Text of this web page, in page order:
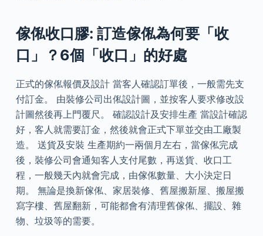
傢俬收口膠: 訂造傢俬為何要「收
口」？6個「收口」的好處
正式的傢俬報價及設計 當客人確認訂單後，一般需先支
付訂金。 由裝修公司出俬設計圖，並按客人要求修改設
計圖然後再上門覆尺。 確認設計及安排生產 當設計確認
好，客人就需要訂金，然後就會正式下單並交由工廠製
造。 送貨及安裝 生產期約一兩個月左右，當傢俬完成
後，裝修公司會通知客人支付尾數，再送貨、收口工
程，一般幾天內就會完成，由傢俬數量、大小決定日
期。 無論是換新傢俬、家居裝修、舊屋搬新屋、搬屋搬
寫字樓、舊屋翻新，可能都會有清理舊傢俬、擺設、雜
物、垃圾等的需要。